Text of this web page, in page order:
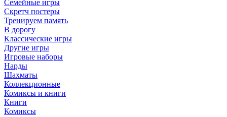
Семейные игры
Скретч постеры
Тренируем память
В дорогу
Классические игры
Другие игры
Игровые наборы
Нарды
Шахматы
Коллекционные
Комиксы и книги
Книги
Комиксы